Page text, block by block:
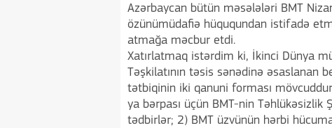
Azərbaycan bütün məsələləri BMT
özünümüdafiə hüququndan istifadə
atmağa məcbur etdi.
Xatırlatmaq istərdim ki, İkinci Dünya
Təşkilatının təsis sənədinə əsaslanan
tətbiqinin iki qanuni forması
ya bərpası üçün BMT-nin Təhlükəsizlik
tədbirlər; 2) BMT üzvünün hərbi